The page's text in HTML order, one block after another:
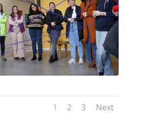
1 2 3 Next